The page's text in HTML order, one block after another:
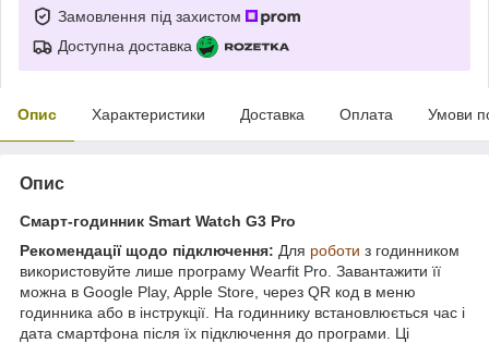
Замовлення під захистом
Доступна доставка
Опис Характеристики Доставка Оплата Умови
Опис
Смарт-годинник Smart Watch G3 Pro
Рекомендації щодо підключення: Для роботи з годинником
використовуйте лише програму Wearfit Pro. Завантажити її
можна в Google Play, Apple Store, через QR код в меню
годинника або в інструкції. На годиннику встановлюється час і
дата смартфона після їх підключення до програми. Ці